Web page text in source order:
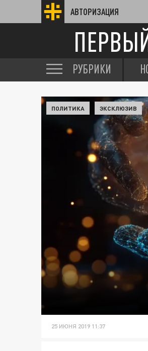
АВТОРИЗАЦИЯ
РУБРИКИ
ПОЛИТИКА ЭКСКЛЮЗИВ
25 ИЮНЯ 2019 11:37